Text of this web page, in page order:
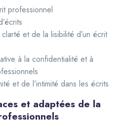
professionnel
et de la lisibilité d’un écrit
à la confidentialité et à
et de l’intimité dans les écrits
et adaptées de la